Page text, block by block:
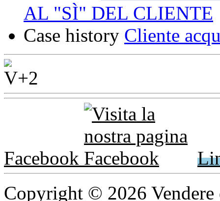
AL "SÌ" DEL CLIENTE
Case history Cliente
Facebook
Copyright © 2026